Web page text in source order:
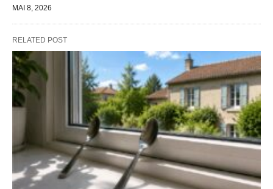
MAI 8, 2026
RELATED POST